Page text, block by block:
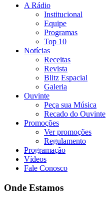
A Rádio
Institucional
Equipe
Programas
Top 10
Notícias
Receitas
Revista
Blitz Espacial
Galeria
Ouvinte
Peça sua Música
Recado do Ouvinte
Promoções
Ver promoções
Regulamento
Programação
Vídeos
Fale Conosco
Onde Estamos